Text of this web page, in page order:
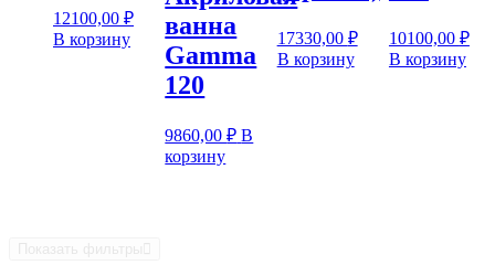
12100,00 ₽
В корзину
ванна
Gamma
120
9860,00₽ В
корзину
17330,00 ₽
В корзину
10100,00 ₽
В корзину